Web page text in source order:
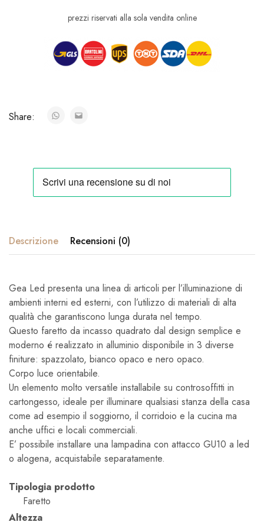
prezzi riservati alla sola vendita online
Share:
Descrizione Recensioni (0)
Gea Led presenta una linea di articoli per l’illuminazione di
ambienti interni ed esterni, con l’utilizzo di materiali di alta
qualità che garantiscono lunga durata nel tempo.
Questo faretto da incasso quadrato dal design semplice e
moderno é realizzato in alluminio disponibile in 3 diverse
finiture: spazzolato, bianco opaco e nero opaco.
Corpo luce orientabile.
Un elemento molto versatile installabile su controsoffitti in
cartongesso, ideale per illuminare qualsiasi stanza della casa
come ad esempio il soggiorno, il corridoio e la cucina ma
anche uffici e locali commerciali.
E’ possibile installare una lampadina con attacco GU10 a led
o alogena, acquistabile separatamente.
Tipologia prodotto
Faretto
Altezza